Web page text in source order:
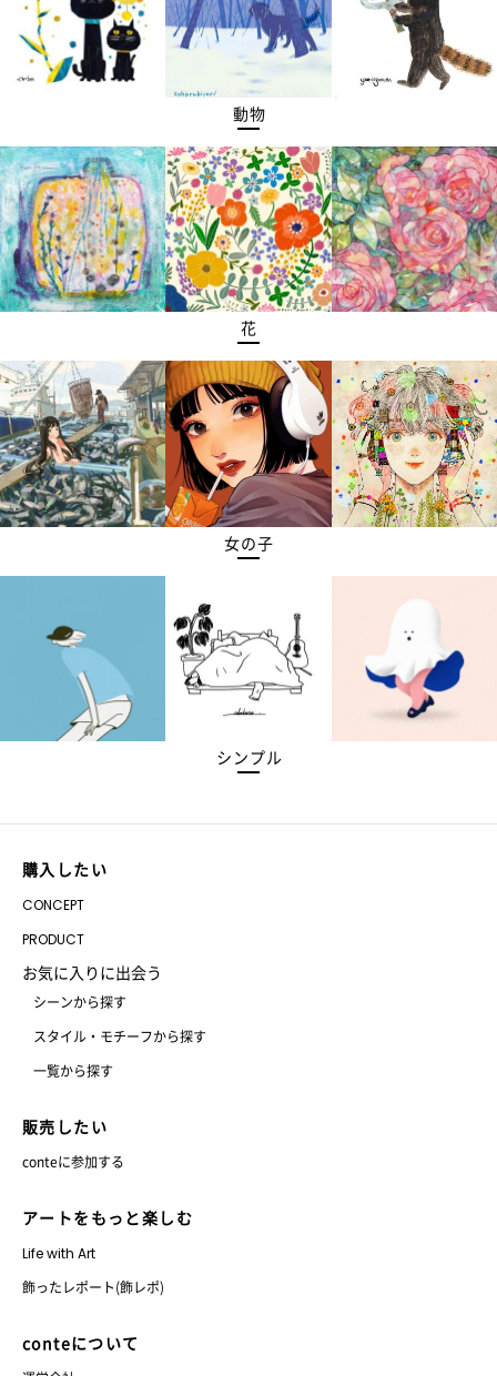
動物
花
女の子
シンプル
購入したい
CONCEPT
PRODUCT
お気に入りに出会う
シーンから探す
スタイル・モチーフから探す
一覧から探す
販売したい
conteに参加する
アートをもっと楽しむ
Life with Art
飾ったレポート(飾レポ)
conteについて